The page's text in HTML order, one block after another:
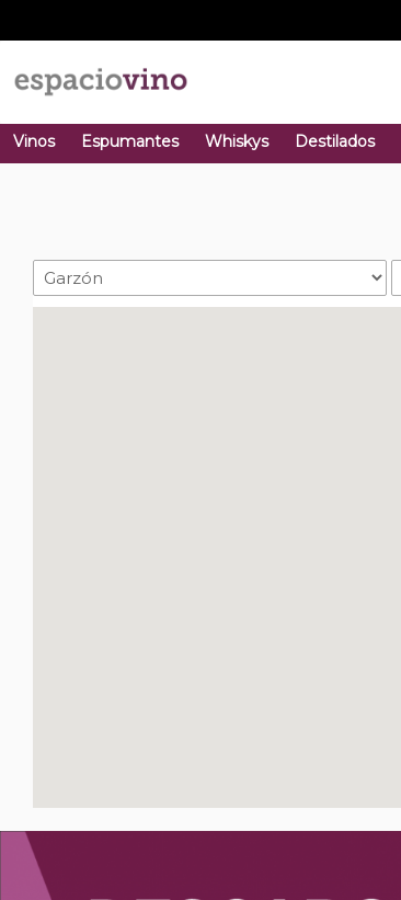
Vinos Espumantes Whiskys Destilados